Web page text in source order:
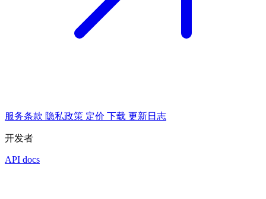
服务条款 隐私政策 定价 下载 更新日志
开发者
API docs